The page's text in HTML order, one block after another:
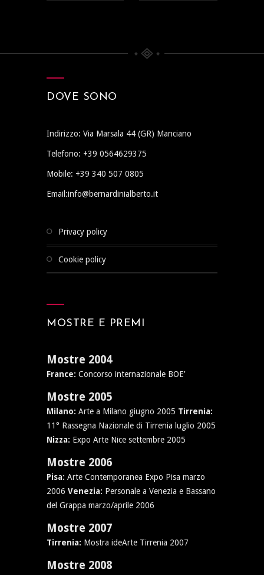
DOVE SONO
Indirizzo: Via Marsala 44 (GR) Manciano
Telefono: +39 0564629375
Mobile: +39 340 507 0805
Email:info@bernardinialberto.it
privacy policy
cookie policy
MOSTRE E PREMI
Mostre 2004
France: Concorso internazionale BOE’
Mostre 2005
Milano: Arte a Milano giugno 2005 Tirrenia:
11° Rassegna Nazionale di Tirrenia luglio 2005
Nizza: Expo Arte Nice settembre 2005
Mostre 2006
Pisa: Arte Contemporanea Expo Pisa marzo
2006 Venezia: Personale a Venezia e Bassano
del Grappa marzo/aprile 2006
Mostre 2007
Tirrenia: Mostra ideArte Tirrenia 2007
Mostre 2008